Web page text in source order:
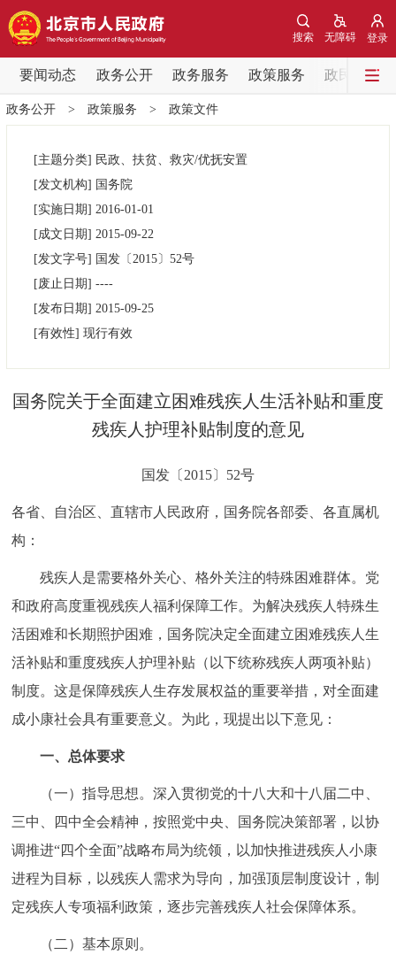
登录
无障碍
搜索
要闻动态 政务公开 政务服务 政策服务 政民互动
要闻动态
党中央精神 国务院信息
北京要闻 会议信息
政务公开
市领导
政策兑现 政策解读 回应关切
专题公开
个人服务 法人服务 部门服务
中介服务 阳光政务
政民互动
参与调查
走进北京
北京概况 十六区概览 人文北京
绿色北京 图说北京 视频北京
多语种
政务公开> 政策服务 > 政策文件
[主题分类] 民政、扶贫、救灾/优抚安置
[发文机构] 国务院
[实施日期] 2016-01-01
[成文日期] 2015-09-22
[发文字号] 国发〔2015〕 52号
[废止日期] ----
[发布日期] 2015-09-25
[有效性] 现行有效
国务院关于全面建立困难残疾人生活补贴和重度
残疾人护理补贴制度的意见
国发〔2015〕52号
各省、自治区、直辖市人民政府，国务院各部委、各直属机
构：
残疾人是需要格外关心、格外关注的特殊困难群体。党
和政府高度重视残疾人福利保障工作。为解决残疾人特殊生
活困难和长期照护困难，国务院决定全面建立困难残疾人生
活补贴和重度残疾人护理补贴（以下统称残疾人两项补贴）
制度。这是保障残疾人生存发展权益的重要举措，对全面建
成小康社会具有重要意义。为此，现提出以下意见：
一、总体要求
（一）指导思想。深入贯彻党的十八大和十八届二中、
三中、四中全会精神，按照党中央、国务院决策部署，以协
调推进“四个全面”战略布局为统领，以加快推进残疾人小康
进程为目标，以残疾人需求为导向，加强顶层制度设计，制
定残疾人专项福利政策，逐步完善残疾人社会保障体系。
（二）基本原则。